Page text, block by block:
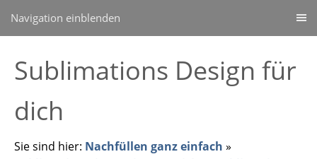
Navigation einblenden
Sublimations Design für
dich
Sie sind hier: Nachfüllen ganz einfach »